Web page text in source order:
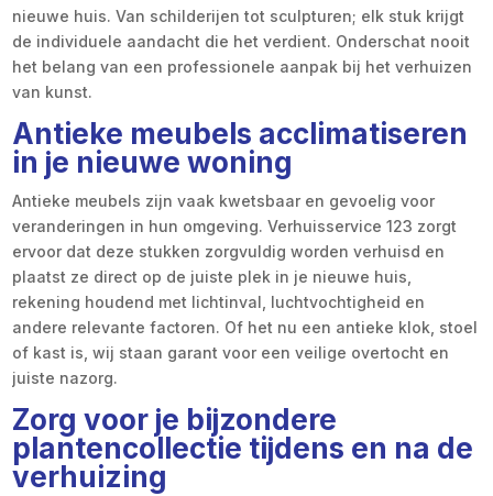
nieuwe huis. Van schilderijen tot sculpturen; elk stuk krijgt
de individuele aandacht die het verdient. Onderschat nooit
het belang van een professionele aanpak bij het verhuizen
van kunst.
Antieke meubels acclimatiseren
in je nieuwe woning
Antieke meubels zijn vaak kwetsbaar en gevoelig voor
veranderingen in hun omgeving. Verhuisservice 123 zorgt
ervoor dat deze stukken zorgvuldig worden verhuisd en
plaatst ze direct op de juiste plek in je nieuwe huis,
rekening houdend met lichtinval, luchtvochtigheid en
andere relevante factoren. Of het nu een antieke klok, stoel
of kast is, wij staan garant voor een veilige overtocht en
juiste nazorg.
Zorg voor je bijzondere
plantencollectie tijdens en na de
verhuizing